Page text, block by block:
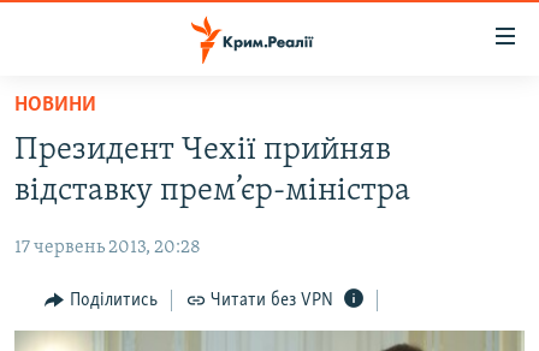
Перейти
основного
матеріалу
до
навігації
Перейти
ВОДА.КРИМ
ВІДЕО ТА ФОТО
ПОЛІТИКА
БЛОГИ
ПОГЛЯД
НОВИНИ
Президент Чехії прийняв
відставку прем’єр-міністра
17 червень 2013, 20:28
Поділитись Читати без VPN